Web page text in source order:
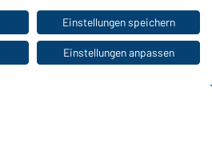
Shop
COLLECTION
Professionals: Kollektionen
Einstellungen speichern
Einstellungen anpassen